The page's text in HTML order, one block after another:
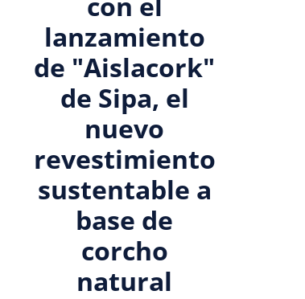
lanzamiento
de "Aislacork"
de Sipa, el
nuevo
revestimiento
sustentable a
base de
corcho
natural